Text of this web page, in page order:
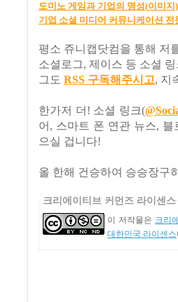
도미노 게임과 기업의 명성(이미지)
기업 소셜 미디어 커뮤니케이션 전
평소 쥬니캡닷컴을 통해 저
소셜로그, 제이스 등 소셜
그도 RSS 구독해주시고, 지
한가저 더! 소셜 링크(
어, 스마트 폰 연관 뉴스,
으실 겁니다!
올 한해 건승하여 승승장구
크리에이티브 커먼즈 라이센스
이 저작물은 크리
대한민국 라이센스